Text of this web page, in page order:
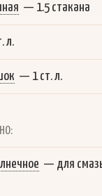
— 1.5 стакана
л.
— 1 ст. л.
— для